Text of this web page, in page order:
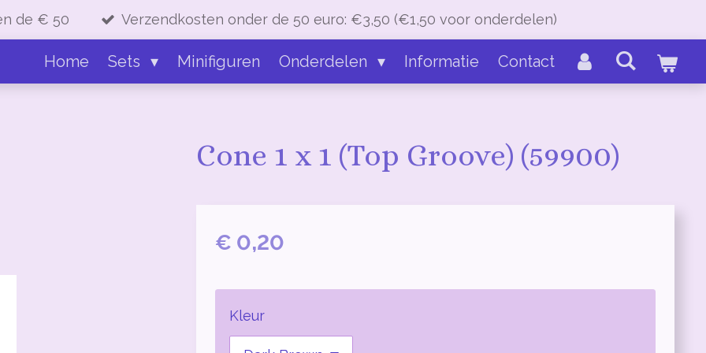
de € 50 Verzendkosten onder de 50 euro: €3,50 (€1,50 voor onderdelen)
Home Sets Minifiguren Onderdelen Informatie Contact
Cone 1 x 1 (Top Groove) (59900)
€ 0,20
Kleur